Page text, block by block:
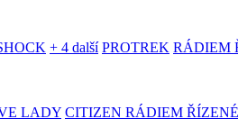
+ 4 další PROTREK RÁDIEM
LADY CITIZEN RÁDIEM ŘÍZENÉ